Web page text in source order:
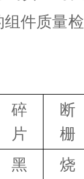
件质量
碎
片
断
栅
黑
烧